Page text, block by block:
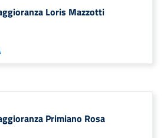
Loris Mazzotti
Primiano Rosa